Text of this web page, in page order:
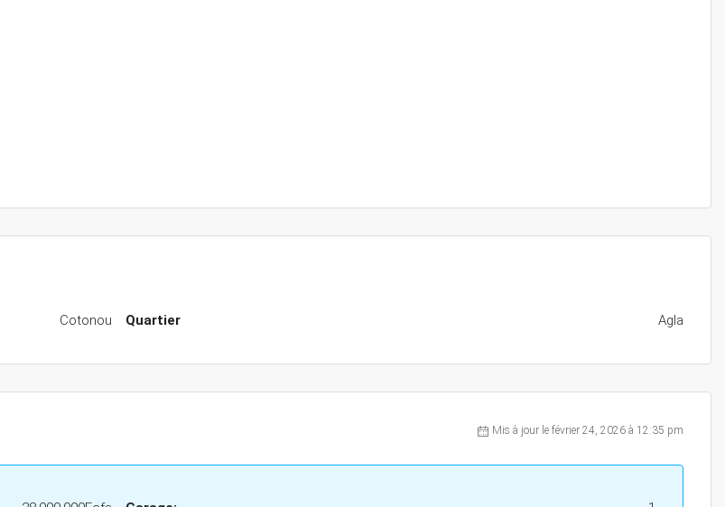
Cotonou Quartier Agla
Mis à jour le février 24, 2026 à 12:35 pm